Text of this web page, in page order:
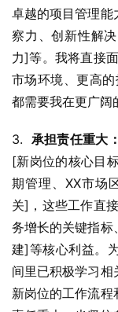
卓越的项目管理能
察力、创新性解
力]等。我将直接
市场环境、更高
都需要我在更广阔
3. 承担责任重大：
[新岗位的核心目
期管理、XX市场
关]，这些工作直
务增长的关键指标
建]等核心利益。
间里已积极学习相
新岗位的工作流